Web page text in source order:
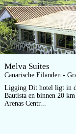
Melva Suites
Canarische Eilanden -
Ligging Dit hotel ligt in
Bautista en binnen 20
Arenas Centr...